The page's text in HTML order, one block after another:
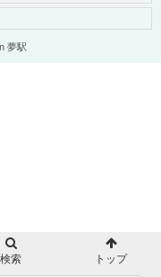
夢駅
検索 トップ